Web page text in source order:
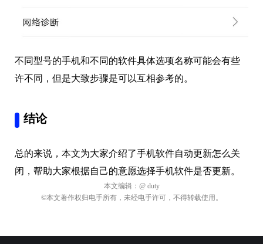
不同型号的手机和不同的软件具体选项名称可能会有些
许不同，但是大致步骤是可以互相参考的。
结论
总的来说，本文为大家介绍了手机软件自动更新怎么关
闭，帮助大家根据自己的意愿选择手机软件是否更新。
本文编辑： @ duty
©本文著作权归电手所有，未经电手许可，不得转载使用。